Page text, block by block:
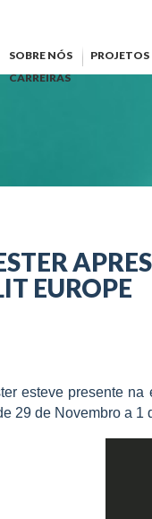
SOBRE NÓS PROJETOS
CARREIRAS
EUROPE
esteve presente na
29 de Novembro a 1